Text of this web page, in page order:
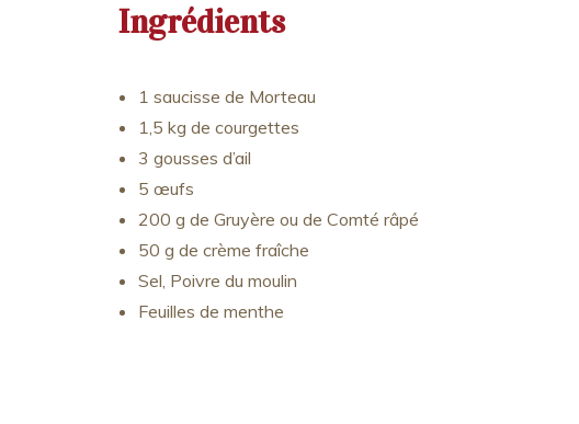
Ingrédients
1 saucisse de Morteau
1,5 kg de courgettes
3 gousses d’ail
5 œufs
200 g de Gruyère ou de Comté râpé
50 g de crème fraîche
Sel, Poivre du moulin
Feuilles de menthe